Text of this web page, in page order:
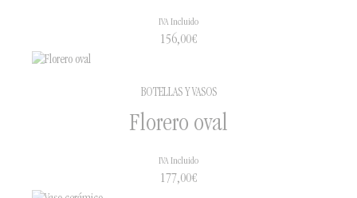
156,00€
IVA Incluido
BOTELLAS Y VASOS
Florero oval
177,00€
IVA Incluido